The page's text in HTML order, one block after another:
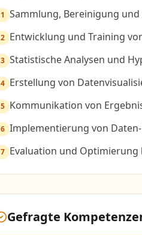
1 Sammlung, Bereinigung
2 Entwicklung und Training
3 Statistische Analysen und
4 Erstellung von
5 Kommunikation von
6 Implementierung von
7 Evaluation und
Gefragte